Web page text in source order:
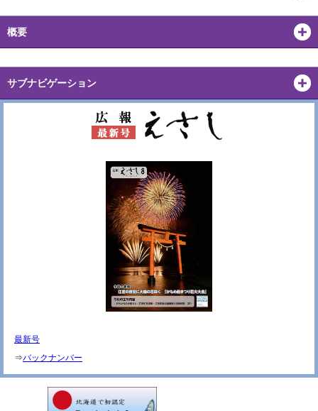
概要
サブナビゲーション
最新号
⇒バックナンバー